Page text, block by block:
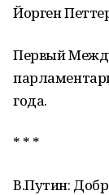
Йорген
Первый
года.
* * *
В.Путин: